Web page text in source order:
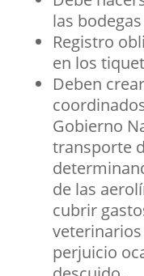
las
Registro
en los
Deben
Gobierno
transporte
de las
cubrir
perjuicio